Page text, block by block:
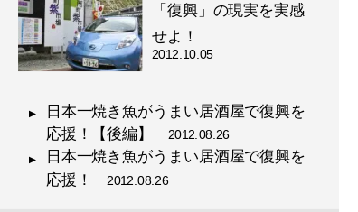
「復興」の現実を実感
せよ！
2012.10.05
日本一焼き魚がうまい居酒屋で復興を
応援！【後編】 2012.08.26
日本一焼き魚がうまい居酒屋で復興を
応援！ 2012.08.26